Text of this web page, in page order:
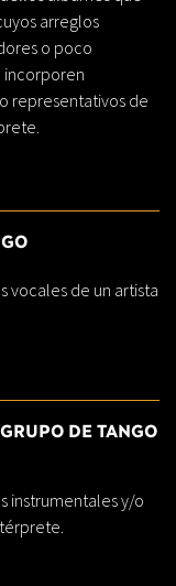
arreglos
o poco
representativos de
vocales de un artista
DE TANGO
instrumentales y/o